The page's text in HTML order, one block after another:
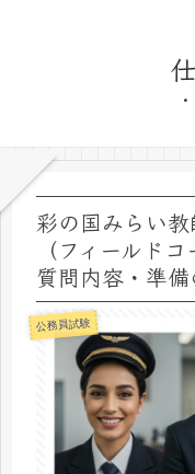
彩の国みらい
（フィールド
質問内容・準
公務員試験